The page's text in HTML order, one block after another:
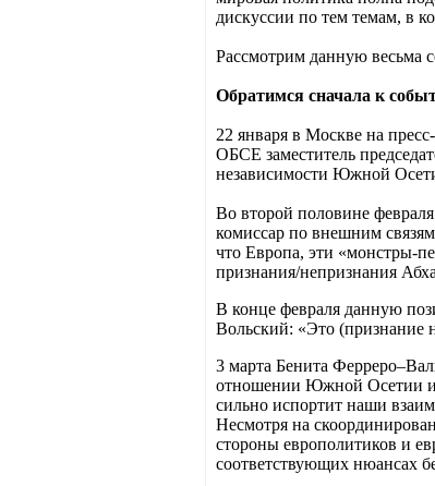
дискуссии по тем темам, в
Рассмотрим данную весьма
Обратимся сначала к
22 января в Москве на
ОБСЕ заместитель
независимости Южной
Во второй половине
комиссар по внешним
что Европа, эти «монстры-
признания/непризнания
В конце февраля данную
Вольский: «Это (признание
3 марта Бенита
отношении Южной Осетии и
сильно испортит наши
Несмотря на
стороны европолитиков и
соответствующих нюансах